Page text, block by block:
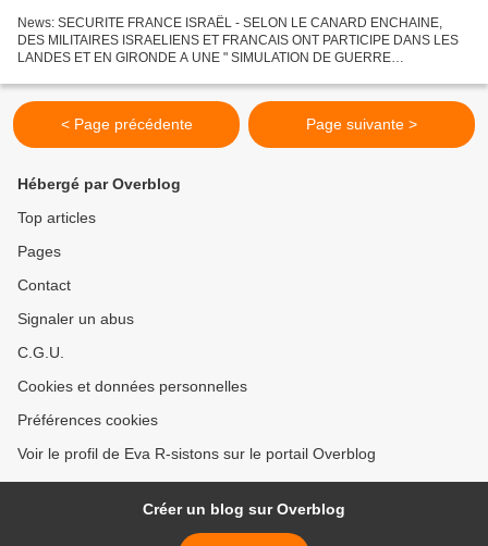
News: SECURITE FRANCE ISRAËL - SELON LE CANARD ENCHAINE,
DES MILITAIRES ISRAELIENS ET FRANCAIS ONT PARTICIPE DANS LES
LANDES ET EN GIRONDE A UNE " SIMULATION DE GUERRE
Michel Levy-Antoine (Paris)...
< Page précédente Page suivante >
Hébergé par Overblog
Top articles
Pages
Contact
Signaler un abus
C.G.U.
Cookies et données personnelles
Préférences cookies
Voir le profil de Eva R-sistons sur le portail Overblog
Créer un blog sur Overblog